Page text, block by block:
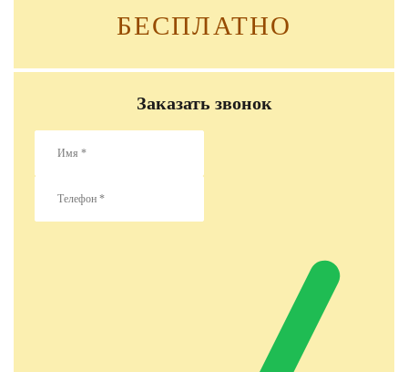
БЕСПЛАТНО
Заказать звонок